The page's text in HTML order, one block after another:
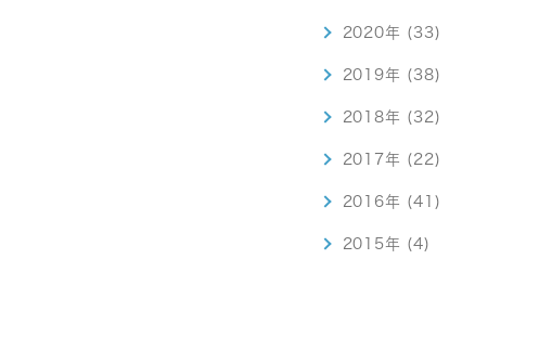
2020年 (33)
2019年 (38)
2018年 (32)
2017年 (22)
2016年 (41)
2015年 (4)